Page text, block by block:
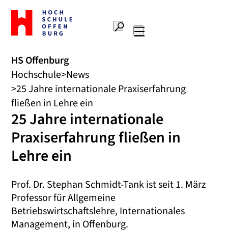
Zur
Startseite
Hochschule
Suche
HS Offenburg
Hochschule News
25 Jahre internationale Praxiserfahrung
fließen in Lehre ein
25 Jahre internationale
Praxiserfahrung fließen in
Lehre ein
Prof. Dr. Stephan Schmidt-Tank ist seit 1. März
Professor für Allgemeine
Betriebswirtschaftslehre, Internationales
Management, in Offenburg.